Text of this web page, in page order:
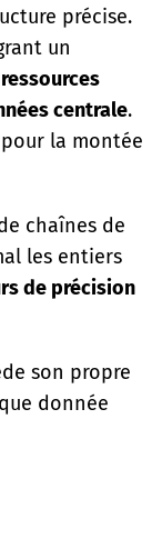
précise.
un
centrale.
la montée
chaînes de
les entiers
de précision
son propre
donnée